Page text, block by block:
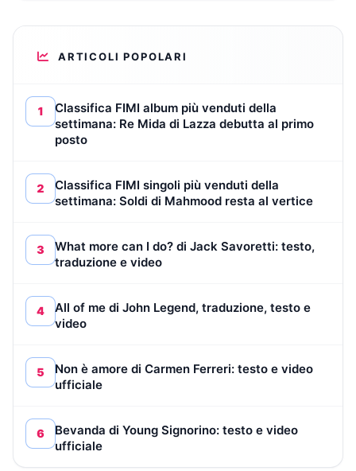
ARTICOLI POPOLARI
1
Classifica FIMI album più venduti della
settimana: Re Mida di Lazza debutta al primo
posto
2
Classifica FIMI singoli più venduti della
settimana: Soldi di Mahmood resta al vertice
3
What more can I do? di Jack Savoretti: testo,
traduzione e video
4
All of me di John Legend, traduzione, testo e
video
5
Non è amore di Carmen Ferreri: testo e video
ufficiale
6
Bevanda di Young Signorino: testo e video
ufficiale